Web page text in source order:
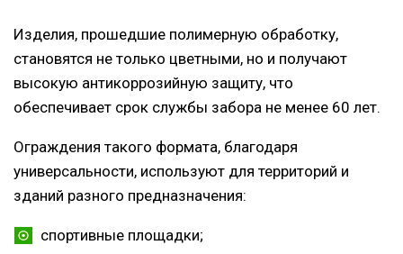
Изделия, прошедшие полимерную обработку,
становятся не только цветными, но и получают
высокую антикоррозийную защиту, что
обеспечивает срок службы забора не менее 60 лет.
Ограждения такого формата, благодаря
универсальности, используют для территорий и
зданий разного предназначения:
спортивные площадки;